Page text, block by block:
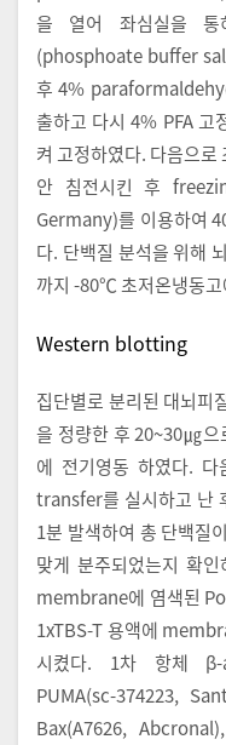
을 열어 좌심실을
(phosphoate buffer
후 4%
출하고 다시 4% PFA
켜 고정하였다. 다음으
안 침전시킨 후
Germany)를 이용하여
다. 단백질 분석을 위해
까지 -80℃ 초저온냉동고
Western blotting
집단별로 분리된 대뇌피
을 정량한 후 20~30㎍
에 전기영동 하였다.
transfer를 실시하고 난
1분 발색하여 총 단백질
맞게 분주되었는지 확
membrane에 염색된
1xTBS-T 용액에
시켰다. 1차 항체 β-
PUMA(sc-374223,
Bax(A7626,